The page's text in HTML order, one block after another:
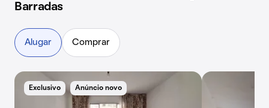
Barradas
Exclusivo Anúncio novo
Alugar Comprar